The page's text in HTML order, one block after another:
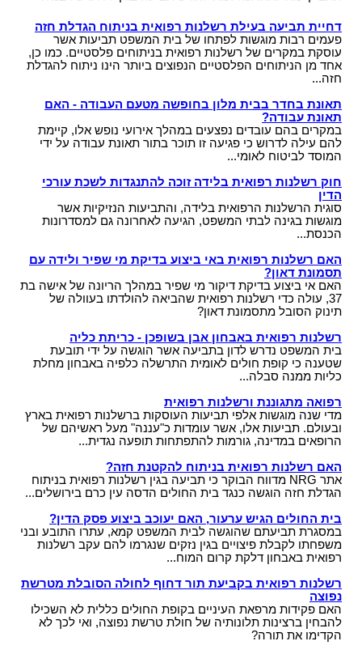
חוק הפיצויים לנפגעי תאונות דרכים
עורך דין תאונת דרכים, עברת תאונה? נשאר לבחור
עו"ד
תקנות פיצויים לנפגעי תאונות דרכים (תשלומים
תכופים)
חוק נפגעי תאונות דרכים (סיוע לבני משפחה)
ייעוץ - עורכי דין
תביעת פיצויים - דוגמאות
פורום אורטופדיה וכירורגיה
עו"ד?
רשלנות רפואית- העברת נטל הראיה אל הנתבעים
רשלנות רפואית - ניתוחים
רשלנות רפואית - אבחון לקוי
תביעת רשלנות רפואית - הריון, לידה
שיתוק מוחין, פיגור שכלי, תביעת רשלנות רפואית
רשלנות רפואית- ניתוח פלסטי קוסמטי
זכויות החולה- על הזכויות שלנו בתחום הבריאות
מידע על תביעות רשלנות רפואית
ס` 35-36 לחוק הנזיקין
תיעוד חומר רפואי - רשלנות רפואית
חוק זכויות החולה
הקשר בין מחלת הסוכרת לשרות הצבאי
קצין תגמולים - בקשה לעיון נוסף
קצין תגמולים דחה את תביעתך?
קביעת אחוזי נכות לנפגעי משרד הביטחון - תקנות
נפגעי פעולות איבה - טרור
הלם קרב
קצין תגמולים- מידע משפטי ומדריך להגשת תביעה
מאגר חוקים| דיני צבא
נכי צה"ל - דוגמאות לתביעות נכות
קטעי עיתונות
בחירת זכויות לפי חוק הביטוח הלאומי או לפי חוק
הנכים?
תאונות אופניים
תאונות אופנוע - רכב דו גלגלי
תביעת ביטוח בגין נכות מתאונה ומחלוקת בנוגע
לפרשנות חישוב הפיצוי
פגיעות ברחוב - תאונה בשטח ציבורי
חיה מועדת - נשיכת כלב
זכויות נפגעי עבירה| קורבנות משפט פלילי ועבירות
מין
חוק פיצוי לנפגעי פוליו, התשס"ז-2007
בדיקת החזרי מס
דואר אלקטרוני, חוק הספאם ודואר זבל, עד מתי?
צליפת שוט, פגיעות ראש, זעזוע מוח, פגיעה נפשית
מומחה רפואי - מה תפקידו ?
דחיית תביעה בעילת רשלנות רפואית בניתוח הגדלת חזה
פעמים רבות מוגשות לפתחו של בית המשפט תביעות אשר
עוסקת במקרים של רשלנות רפואית בניתוחים פלסטיים. כמו כן,
אחד מן הניתוחים הפלסטיים הנפוצים ביותר הינו ניתוח להגדלת
חזה...
תאונת בחדר בבית מלון בחופשה מטעם העבודה - האם
תאונת עבודה?
במקרים בהם עובדים נפצעים במהלך אירועי נופש אלו, קיימת
להם עילה לדרוש כי פגיעה זו תוכר בתור תאונת עבודה על ידי
המוסד לביטוח לאומי...
חוק רשלנות רפואית בלידה זוכה להתנגדות לשכת עורכי
הדין
סוגית הרשלנות הרפואית בלידה, והתביעות הנזיקיות אשר
מוגשות בגינה לבתי המשפט, הגיעה לאחרונה גם למסדרונות
הכנסת...
האם רשלנות רפואית באי ביצוע בדיקת מי שפיר ולידה עם
תסמונת דאון?
האם אי ביצוע בדיקת דיקור מי שפיר במהלך הריונה של אישה בת
37, עולה כדי רשלנות רפואית שהביאה להולדתו בעוולה של
תינוק הסובל מתסמונת דאון?
רשלנות רפואית באבחון אבן בשופכן - כריתת כליה
בית המשפט נדרש לדון בתביעה אשר הוגשה על ידי תובעת
שטענה כי קופת חולים לאומית התרשלה כלפיה באבחון מחלת
כליות ממנה סבלה...
רפואה מתגוננת ורשלנות רפואית
מדי שנה מוגשות אלפי תביעות העוסקות ברשלנות רפואית בארץ
ובעולם. תביעות אלו, אשר עומדות כ"עננה" מעל ראשיהם של
הרופאים במדינה, גורמות להתפתחות תופעה נגדית...
האם רשלנות רפואית בניתוח להקטנת חזה?
אתר NRG מדווח הבוקר כי תביעה בגין רשלנות רפואית בניתוח
הגדלת חזה הוגשה כנגד בית החולים הדסה עין כרם בירושלים...
בית החולים הגיש ערעור, האם יעוכב ביצוע פסק הדין?
במסגרת תביעתם שהוגשה לבית המשפט קמא, עתרו התובע ובני
משפחתו לקבלת פיצויים בגין נזקים שנגרמו להם עקב רשלנות
רפואית באבחון דלקת קרום המוח...
רשלנות רפואית בקביעת תור דחוף לחולה הסובלת מטרשת
נפוצה
האם פקידות מרפאת העיניים בקופת החולים כללית לא השכילו
להבחין ברצינות תלונותיה של חולת טרשת נפוצה, ואי לכך לא
הקדימו את תורה?